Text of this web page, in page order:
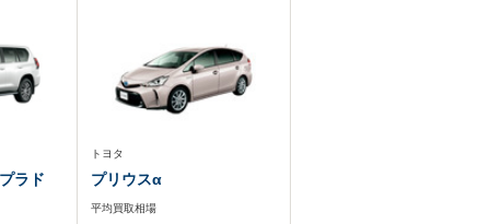
ラド
トヨタ
プリウスα
平均買取相場